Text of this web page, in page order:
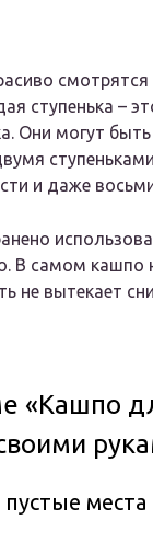
ступенька –
Они могут
и даже
В самом кашпо
не вытекает
«Кашпо
места